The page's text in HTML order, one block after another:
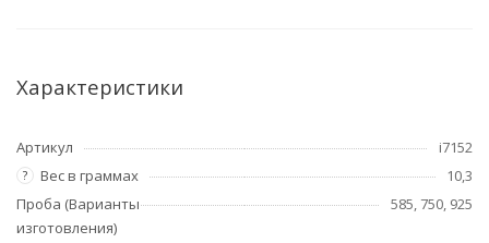
Характеристики
Артикул i7152
? Вес в граммах
10,3
Проба (Варианты
изготовления)
585, 750, 925